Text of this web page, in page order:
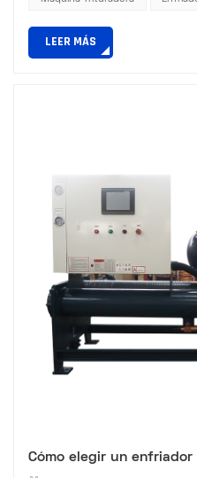
En el procesamiento de
LEER MÁS
Cómo elegir un